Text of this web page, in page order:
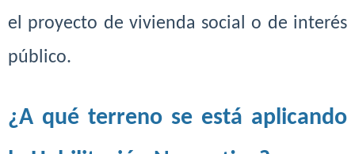
el proyecto de vivienda social o de interés
público.
¿A qué terreno se está aplicando